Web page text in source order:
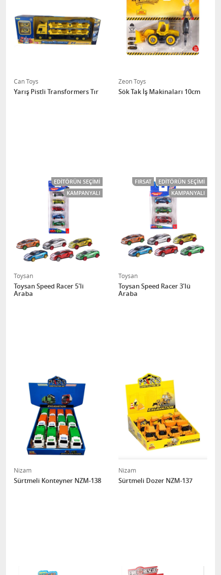
Can Toys
Yarış Pistli Transformers Tır
Zeon Toys
Sök Tak İş Makinaları 10cm
EDITÖRÜN SEÇIMI
KAMPANYALI
Toysan
Toysan Speed Racer 5'li
Araba
FIRSAT
EDITÖRÜN SEÇIMI
KAMPANYALI
Toysan
Toysan Speed Racer 3'lü
Araba
Nizam
Sürtmeli Konteyner NZM-138
Nizam
Sürtmeli Dozer NZM-137